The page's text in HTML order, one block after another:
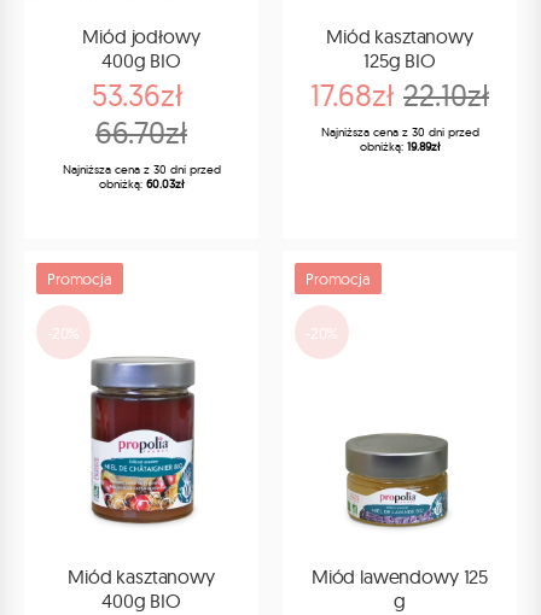
Miód jodłowy
400g BIO
53.36zł
66.70zł
Najniższa cena z 30 dni przed
obniżką: 60.03zł
Miód kasztanowy
125g BIO
17.68zł 22.10zł
Najniższa cena z 30 dni przed
obniżką: 19.89zł
Promocja
-20%
Miód kasztanowy
400g BIO
Promocja
-20%
Miód lawendowy 125
g